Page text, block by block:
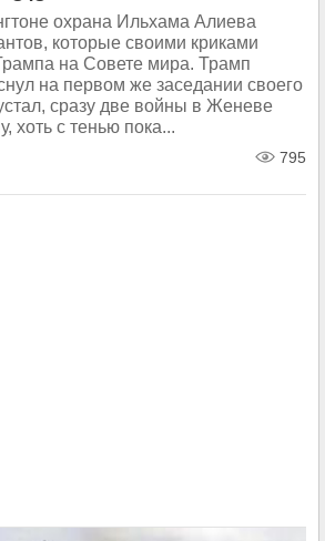
охрана Ильхама Алиева
которые своими криками
на Совете мира. Трамп
на первом же заседании своего
сразу две войны в Женеве
хоть с тенью пока...
795